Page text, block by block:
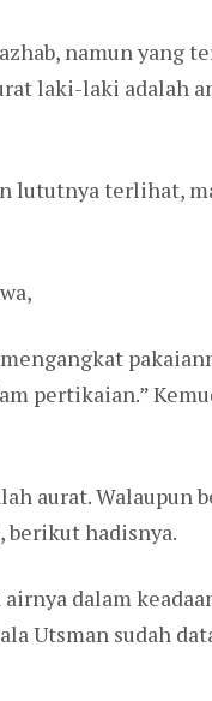
namun yang
laki-laki adalah
lututnya terlihat,
pertikaian.”
aurat. Walaupun
berikut hadisnya.
dalam
Utsman sudah